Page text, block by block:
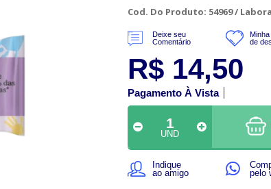
Cod. Do Produto: 54969 /
Deixe seu
Comentário
de
R$ 14,50
Pagamento À Vista
UND
Indique
ao amigo
pelo